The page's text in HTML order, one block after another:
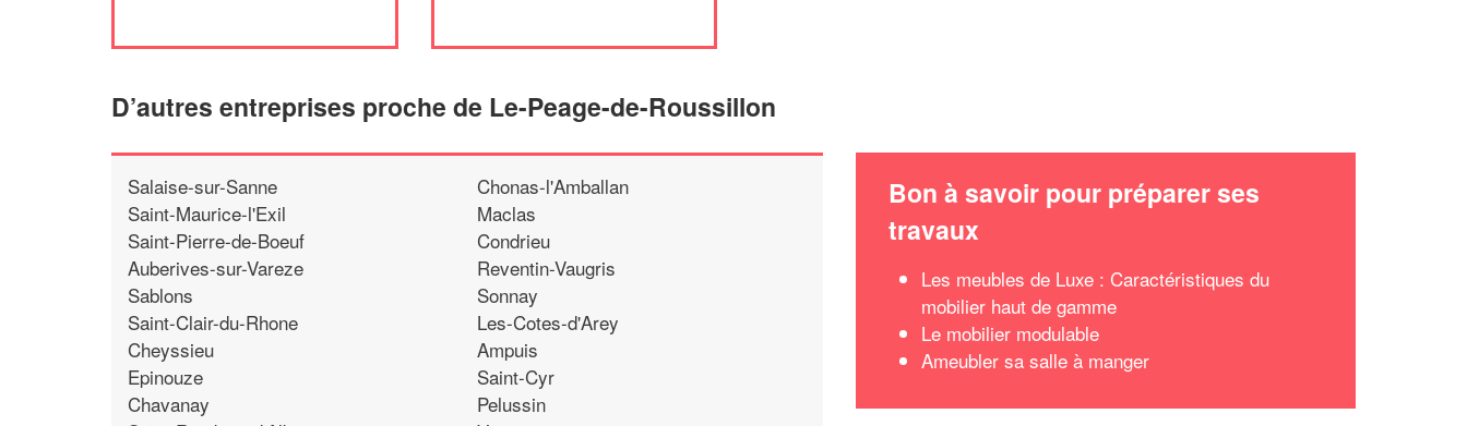
D’autres entreprises proche de Le-Peage-de-Roussillon
Salaise-sur-Sanne
Saint-Maurice-l'Exil
Saint-Pierre-de-Boeuf
Auberives-sur-Vareze
Sablons
Saint-Clair-du-Rhone
Cheyssieu
Epinouze
Chavanay
Chonas-l'Amballan
Maclas
Condrieu
Reventin-Vaugris
Sonnay
Les-Cotes-d'Arey
Ampuis
Saint-Cyr
Pelussin
Bon à savoir pour préparer ses
travaux
Les meubles de Luxe : Caractéristiques du
mobilier haut de gamme
Le mobilier modulable
Ameubler sa salle à manger